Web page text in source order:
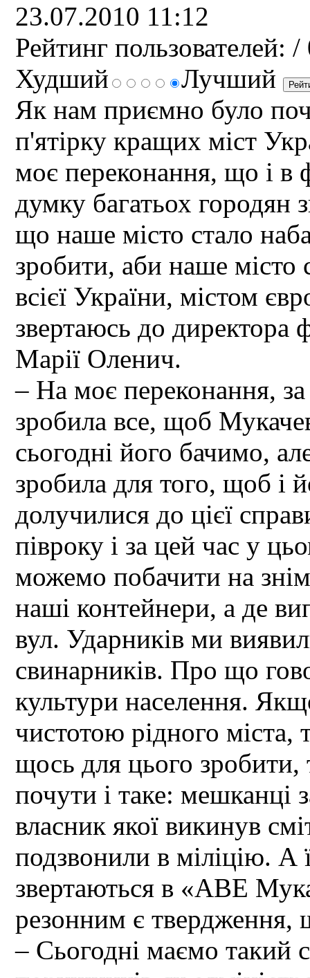
23.07.2010 11:12
Рейтинг пользователей: /
Худший
Лучший
Як нам приємно було
п'ятірку кращих міст
моє переконання, що і
думку багатьох
що наше місто стало
зробити, аби наше місто
всієї України, містом
звертаюсь до директора
Марії Оленич.
– На моє переконання, за
зробила все, щоб
сьогодні його бачимо,
зробила для того, щоб і
долучилися до цієї
півроку і за цей час у
можемо побачити на
наші контейнери, а де
вул. Ударників ми
свинарників. Про що
культури населення.
чистотою рідного
щось для цього зробити,
почути і таке:
власник якої викинув
подзвонили в міліцію. А
звертаються в «АВЕ
резонним є твердження,
– Сьогодні маємо такий